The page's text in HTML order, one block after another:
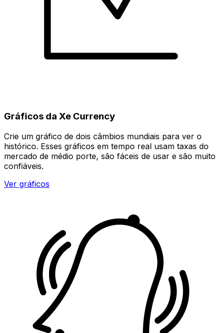
Gráficos da Xe Currency
Crie um gráfico de dois câmbios mundiais para ver o
histórico. Esses gráficos em tempo real usam taxas do
mercado de médio porte, são fáceis de usar e são muito
confiáveis.
Ver gráficos